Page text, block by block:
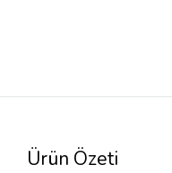
Ürün Özeti